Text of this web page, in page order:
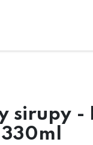
sirupy -